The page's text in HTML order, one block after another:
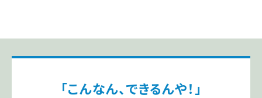
「こんなん、できるんや！」